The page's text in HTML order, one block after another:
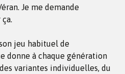
Je me demande
jeu habituel de
donne à chaque génération
variantes individuelles, du